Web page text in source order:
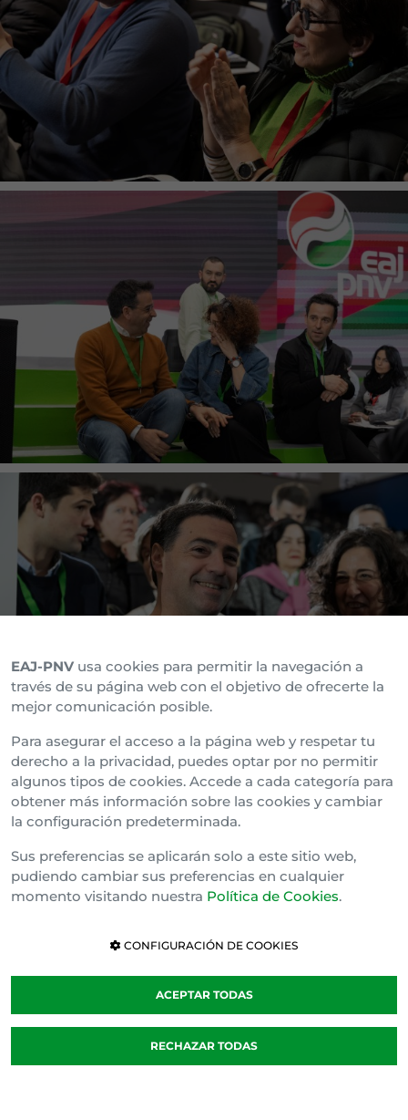
EAJ-PNV usa cookies para permitir la navegación a
través de su página web con el objetivo de ofrecerte la
mejor comunicación posible.
Para asegurar el acceso a la página web y respetar tu
derecho a la privacidad, puedes optar por no permitir
algunos tipos de cookies. Accede a cada categoría para
obtener más información sobre las cookies y cambiar
la configuración predeterminada.
Sus preferencias se aplicarán solo a este sitio web,
pudiendo cambiar sus preferencias en cualquier
momento visitando nuestra Política de Cookies.
CONFIGURACIÓN DE COOKIES
ACEPTAR TODAS
RECHAZAR TODAS